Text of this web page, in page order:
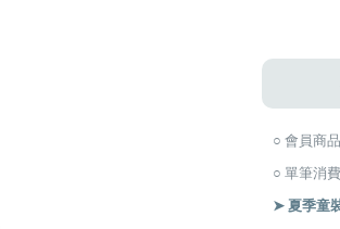
○ 會員商
○ 單筆消
➤ 夏季童